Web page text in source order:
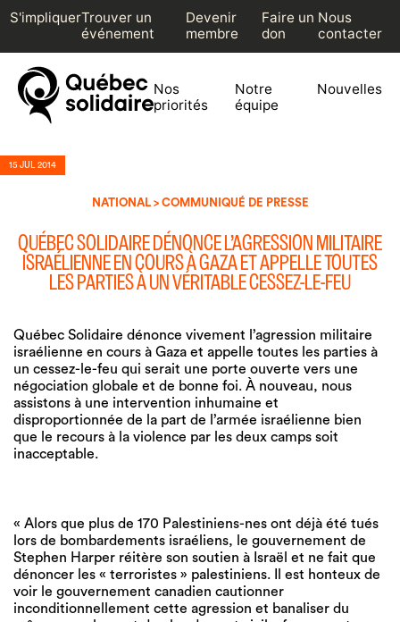
S'impliquerTrouver un
événement
Devenir
membre
Faire un
don
Nous
contacter
Nos
priorités
Notre
équipe
Nouvelles
15 JUL 2014
NATIONAL > COMMUNIQUÉ DE PRESSE
QUÉBEC SOLIDAIRE DÉNONCE L’AGRESSION MILITAIRE
ISRAÉLIENNE EN COURS À GAZA ET APPELLE TOUTES
LES PARTIES À UN VÉRITABLE CESSEZ-LE-FEU
Québec Solidaire dénonce vivement l’agression militaire
israélienne en cours à Gaza et appelle toutes les parties à
un cessez-le-feu qui serait une porte ouverte vers une
négociation globale et de bonne foi. À nouveau, nous
assistons à une intervention inhumaine et
disproportionnée de la part de l’armée israélienne bien
que le recours à la violence par les deux camps soit
inacceptable.
« Alors que plus de 170 Palestiniens-nes ont déjà été tués
lors de bombardements israéliens, le gouvernement de
Stephen Harper réitère son soutien à Israël et ne fait que
dénoncer les « terroristes » palestiniens. Il est honteux de
voir le gouvernement canadien cautionner
inconditionnellement cette agression et banaliser du